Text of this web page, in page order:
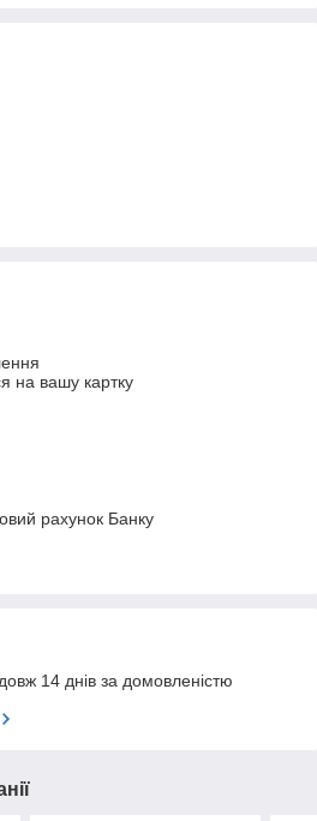
на вашу картку
рахунок Банку
14 днів за домовленістю